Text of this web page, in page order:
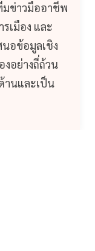
มข่าวมืออาชีพ
เมือง และ
อข้อมูลเชิง
อย่างถี่ถ้วน
านและเป็น